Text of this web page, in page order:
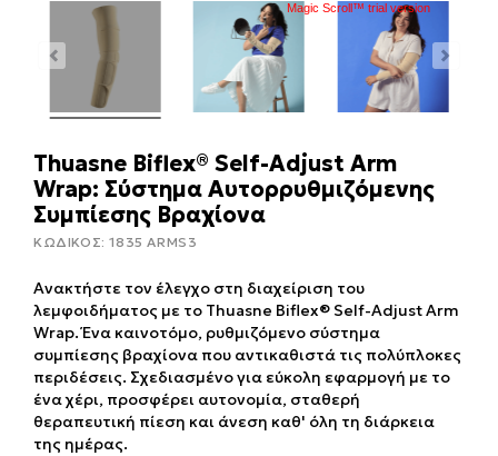
Magic Scroll™ trial version
Thuasne Biflex® Self-Adjust Arm
Wrap: Σύστημα Αυτορρυθμιζόμενης
Συμπίεσης Βραχίονα
ΚΩΔΙΚΟΣ:1835 ARMS3
Ανακτήστε τον έλεγχο στη διαχείριση του
λεμφοιδήματος με το Thuasne Biflex® Self-Adjust Arm
Wrap. Ένα καινοτόμο, ρυθμιζόμενο σύστημα
συμπίεσης βραχίονα που αντικαθιστά τις πολύπλοκες
περιδέσεις. Σχεδιασμένο για εύκολη εφαρμογή με το
ένα χέρι, προσφέρει αυτονομία, σταθερή
θεραπευτική πίεση και άνεση καθ' όλη τη διάρκεια
της ημέρας.